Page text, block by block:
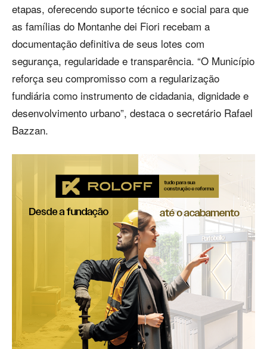
etapas, oferecendo suporte técnico e social para que
as famílias do Montanhe dei Fiori recebam a
documentação definitiva de seus lotes com
segurança, regularidade e transparência. “O Município
reforça seu compromisso com a regularização
fundiária como instrumento de cidadania, dignidade e
desenvolvimento urbano”, destaca o secretário Rafael
Bazzan.